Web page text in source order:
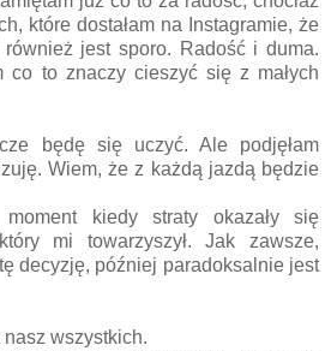
które dostałam na Instagramie, że
jest sporo. Radość i duma.
co to znaczy cieszyć się z małych
będę się uczyć. Ale podjęłam
Wiem, że z każdą jazdą będzie
moment kiedy straty okazały się
mi towarzyszył. Jak zawsze,
decyzję, później paradoksalnie jest
wszystkich.